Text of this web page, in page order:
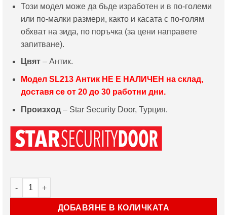
Този модел може да бъде изработен и в по-големи
или по-малки размери, както и касата с по-голям
обхват на зида, по поръчка (за цени направете
запитване).
Цвят– Антик.
Модел SL213 Антик НЕ Е НАЛИЧЕН на склад,
доставя се от 20 до 30 работни дни.
Произход– Star Security Door, Турция.
количество за Врата Star Security Door серия Parkdoor
ДОБАВЯНЕ В КОЛИЧКАТА